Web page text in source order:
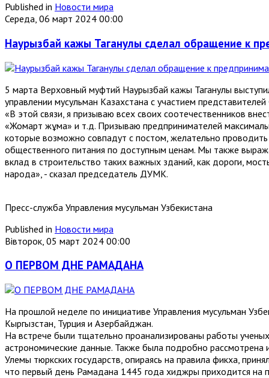
Published in Новости мира
Середа, 06 март 2024 00:00
Наурызбай кажы Таганулы сделал обращение к
5 марта Верховный муфтий Наурызбай кажы Таганулы
управлении мусульман Казахстана с участием
«В этой связи, я призываю всех своих соотечественников
«Жомарт жұма» и т.д. Призываю предпринимателей
которые возможно совпадут с постом, желательно
общественного питания по доступным ценам. Мы также
вклад в строительство таких важных зданий, как дороги,
народа», - сказал председатель ДУМК.
Пресс-служба Управления мусульман Узбекистана
Published in Новости мира
Вівторок, 05 март 2024 00:00
О ПЕРВОМ ДНЕ РАМАДАНА
На прошлой неделе по инициативе Управления мусульман
Кыргызстан, Турция и Азербайджан.
На встрече были тщательно проанализированы работы
астрономические данные. Также была подробно
Улемы тюркских государств, опираясь на правила фикха,
что первый день Рамадана 1445 года хиджры приходится на